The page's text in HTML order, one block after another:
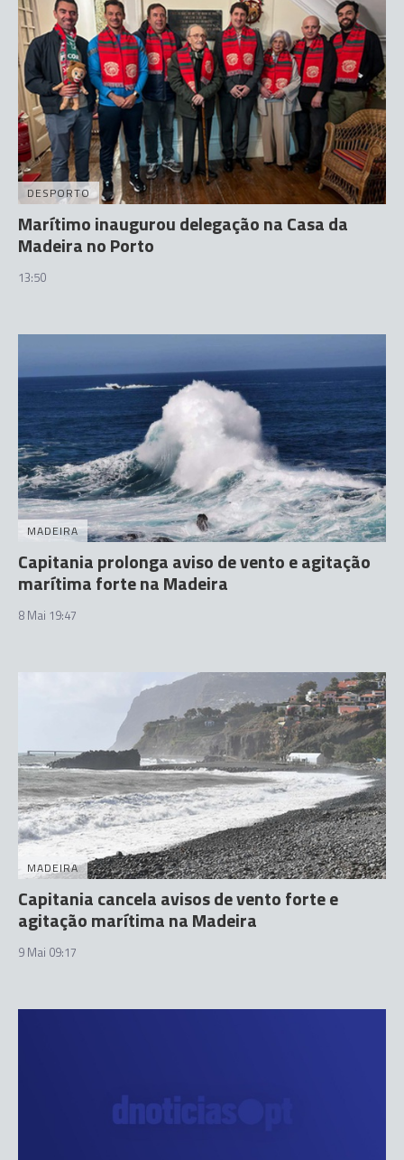
DESPORTO
Marítimo inaugurou delegação na Casa da
Madeira no Porto
13:50
MADEIRA
Capitania prolonga aviso de vento e agitação
marítima forte na Madeira
8 Mai 19:47
MADEIRA
Capitania cancela avisos de vento forte e
agitação marítima na Madeira
9 Mai 09:17